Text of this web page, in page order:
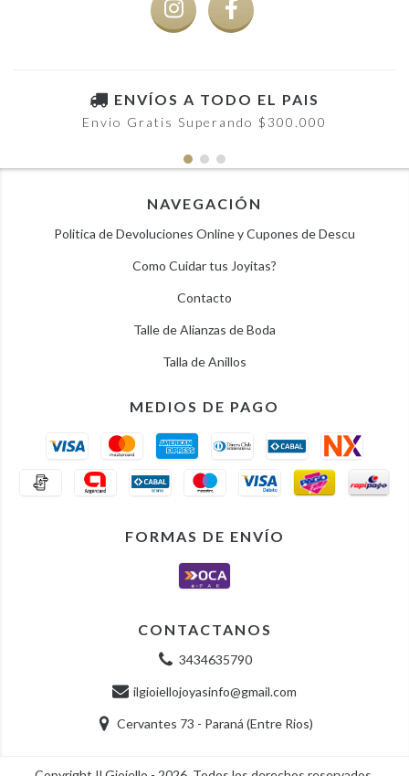
ENVÍOS A TODO EL PAIS
Envio Gratis Superando $300.000
NAVEGACIÓN
Politica de Devoluciones Online y Cupones de Descu
Como Cuidar tus Joyitas?
Contacto
Talle de Alianzas de Boda
Talla de Anillos
MEDIOS DE PAGO
FORMAS DE ENVÍO
CONTACTANOS
3434635790
ilgioiellojoyasinfo@gmail.com
Cervantes 73 - Paraná (Entre Rios)